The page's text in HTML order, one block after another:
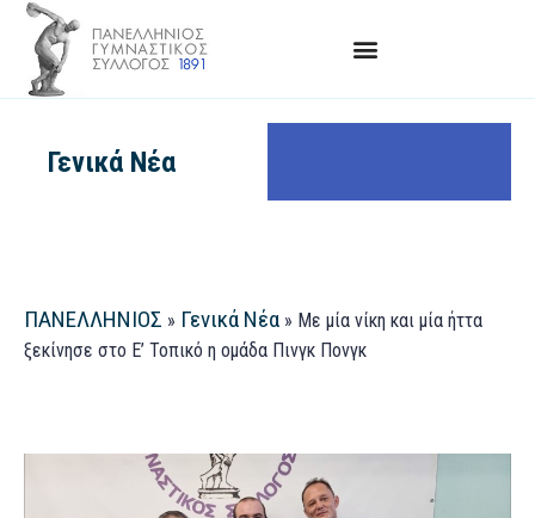
Γενικά Νέα
ΠΑΝΕΛΛΗΝΙΟΣ » Γενικά Νέα » Με μία νίκη και μία ήττα
ξεκίνησε στο Ε’ Τοπικό η ομάδα Πινγκ Πονγκ